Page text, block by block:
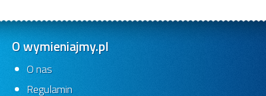
O wymieniajmy.pl
O nas
Regulamin